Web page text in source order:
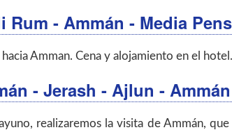
Rum - Ammán - Media
hacia Amman. Cena y alojamiento en el hotel.
- Jerash - Ajlun - Ammán
realizaremos la visita de Ammán,